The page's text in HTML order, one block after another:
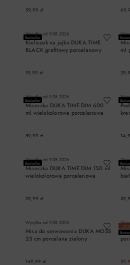
59,99 zł
Bestseller
Wysyłka od 9.08.2026
Kieliszek na jajko DUKA TIME
BLACK grafitowy porcelanowy
19,99 zł
ml
Bestseller
Wysyłka od 9.08.2026
Miseczka DUKA TIME DIM 600
ml wielokolorowa porcelanowa
59,99 zł
Bestseller
Wysyłka od 9.08.2026
Miseczka DUKA TIME DIM 150 ml
wielokolorowa porcelanowa
29,99 zł
Wysyłka od 9.08.2026
Misa do serwowania DUKA MOSS
23 cm porcelana zielony
149,99 zł
−25%